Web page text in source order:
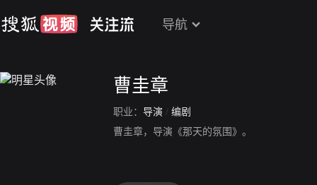
导航
曹圭章
职业： 导演 / 编剧
曹圭章，导演《那天的氛围》。